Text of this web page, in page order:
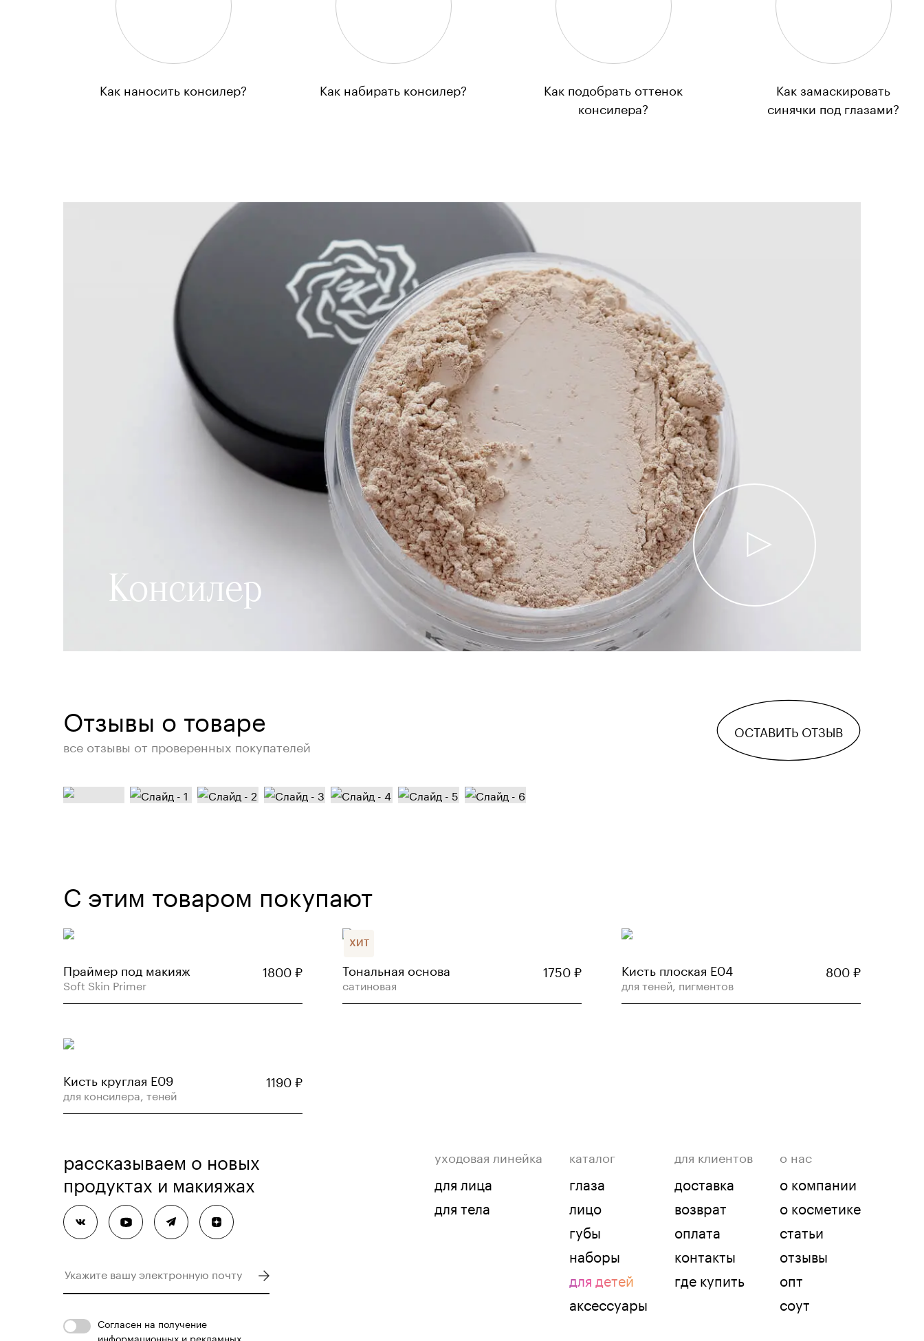
Как наносить консилер? Как набирать консилер?
Как подобрать оттенок
консилера?
Как замаскировать
синячки под глазами?
Консилер
Отзывы о товаре
все отзывы от проверенных покупателей
ОСТАВИТЬ ОТЗЫВ
С этим товаром покупают
Праймер под макияж
Soft Skin Primer
1800₽
ХИТ
Тональная основа
сатиновая
1750₽ Кисть плоская E04
для теней, пигментов
800₽
Кисть круглая Е09
для консилера, теней
1190₽
рассказываем о новых
продуктах и макияжах
Согласен на получение
информационных и рекламных
уходовая линейка
для лица
для тела
каталог
глаза
лицо
губы
наборы
для детей
аксессуары
для клиентов
доставка
возврат
оплата
контакты
где купить
о нас
о компании
о косметике
статьи
отзывы
опт
соут